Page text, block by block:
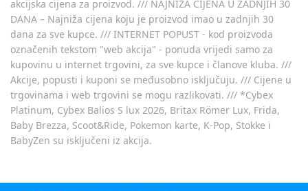
akcijska cijena za proizvod. /// NAJNIŽA CIJENA U ZADNJIH 30
DANA – Najniža cijena koju je proizvod imao u zadnjih 30
dana za sve kupce. /// INTERNET POPUST - kod proizvoda
označenih tekstom "web akcija" - ponuda vrijedi samo za
kupovinu u internet trgovini, za sve kupce i članove kluba. ///
Akcije, popusti i kuponi se međusobno isključuju. /// Cijene u
trgovinama i web trgovini se mogu razlikovati. /// *Cybex
Platinum, Cybex Balios S lux 2026, Britax Römer Lux, Frida,
Baby Brezza, Scoot&Ride, Pokemon karte, K-Pop, Stokke i
BabyZen su isključeni iz akcija.